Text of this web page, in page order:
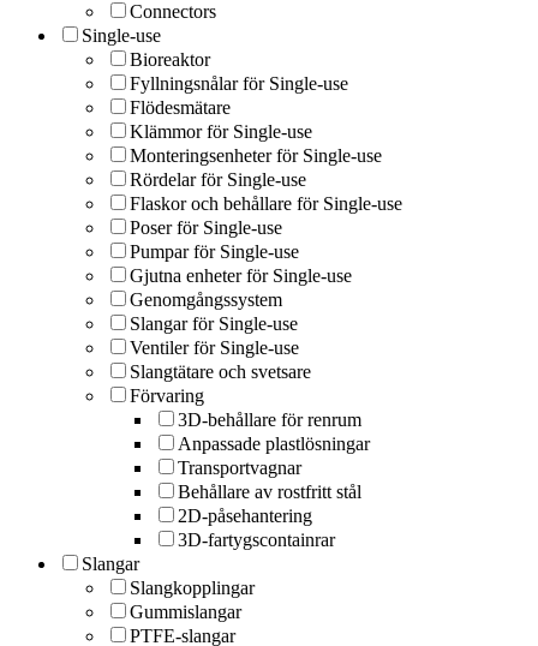
Connectors
Single-use
Bioreaktor
Fyllningsnålar för Single-use
Flödesmätare
Klämmor för Single-use
Monteringsenheter för Single-use
Rördelar för Single-use
Flaskor och behållare för Single-use
Poser för Single-use
Pumpar för Single-use
Gjutna enheter för Single-use
Genomgångssystem
Slangar för Single-use
Ventiler för Single-use
Slangtätare och svetsare
Förvaring
3D-behållare för renrum
Anpassade plastlösningar
Transportvagnar
Behållare av rostfritt stål
2D-påsehantering
3D-fartygscontainrar
Slangar
Slangkopplingar
Gummislangar
PTFE-slangar